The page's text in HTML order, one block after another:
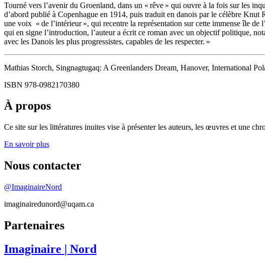
Tourné vers l’avenir du Groenland, dans un « rêve » qui ouvre à la fois sur les
d’abord publié à Copenhague en 1914, puis traduit en danois par le célèbre
une voix « de l’intérieur », qui recentre la représentation sur cette immense île
qui en signe l’introduction, l’auteur a écrit ce roman avec un objectif politique,
avec les Danois les plus progressistes, capables de les respecter. »
Mathias Storch, Singnagtugaq: A Greenlanders Dream Hanover, International
ISBN 978-0982170380
À propos
Ce site sur les littératures inuites vise à présenter les auteurs, les œuvres et une
En savoir plus
Nous contacter
@ImaginaireNord
imaginairedunord@uqam.ca
Partenaires
Imaginaire | Nord